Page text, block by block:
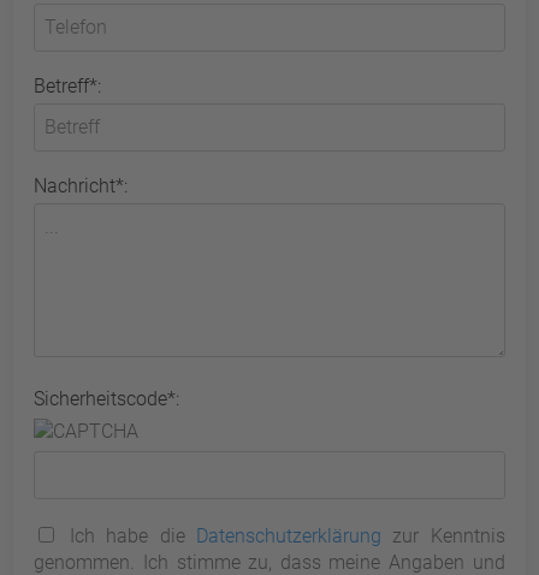
Betreff*:
Nachricht*:
Sicherheitscode*:
Ich habe die Datenschutzerklärung zur Kenntnis
genommen. Ich stimme zu, dass meine Angaben und